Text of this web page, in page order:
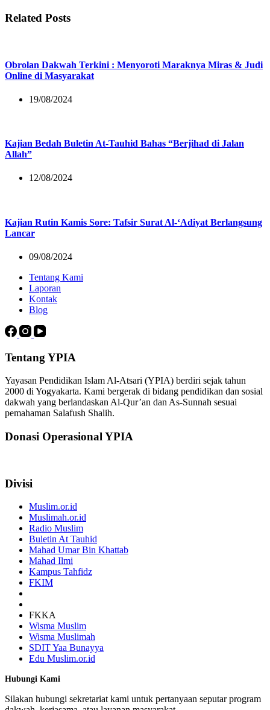
Related Posts
Obrolan Dakwah Terkini : Menyoroti Maraknya Miras & Judi
Online di Masyarakat
19/08/2024
Kajian Bedah Buletin At-Tauhid Bahas “Berjihad di Jalan
Allah”
12/08/2024
Kajian Rutin Kamis Sore: Tafsir Surat Al-‘Adiyat Berlangsung
Lancar
09/08/2024
Tentang Kami
Laporan
Kontak
Blog
Tentang YPIA
Yayasan Pendidikan Islam Al-Atsari (YPIA) berdiri sejak tahun
2000 di Yogyakarta. Kami bergerak di bidang pendidikan dan sosial
dakwah yang berlandaskan Al-Qur’an dan As-Sunnah sesuai
pemahaman Salafush Shalih.
Donasi Operasional YPIA
Divisi
Muslim.or.id
Muslimah.or.id
Radio Muslim
Buletin At Tauhid
Mahad Umar Bin Khattab
Mahad Ilmi
Kampus Tahfidz
FKIM
FKKA
Wisma Muslim
Wisma Muslimah
SDIT Yaa Bunayya
Edu Muslim.or.id
Hubungi Kami
Silakan hubungi sekretariat kami untuk pertanyaan seputar program